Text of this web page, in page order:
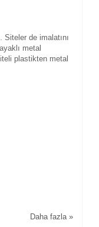
de imalatını
metal
plastikten metal
Daha fazla »